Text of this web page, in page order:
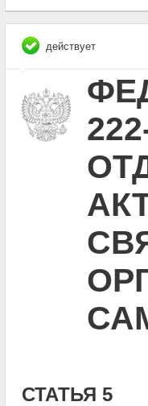
действует
СТАТЬЯ 5